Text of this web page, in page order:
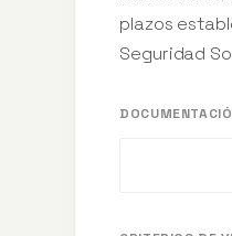
plazos
Seguridad